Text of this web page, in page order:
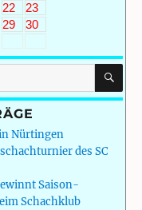
22
23
29
30
Nürtingen
des SC
Saison-
Schachklub